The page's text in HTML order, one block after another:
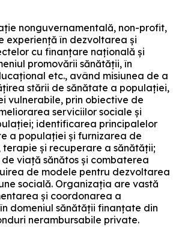
nonguvernamentală, non-profit,
experiență în dezvoltarea și
cu finanțare națională și
promovării sănătății, în
etc., având misiunea de a
stării de sănătate a populației,
vulnerabile, prin obiective de
serviciilor sociale și
identificarea principalelor
a populației și furnizarea de
și recuperare a sănătății;
viață sănătos și combaterea
de modele pentru dezvoltarea
socială. Organizația are vastă
și coordonarea a
domeniul sănătății finanțate din
nerambursabile private.